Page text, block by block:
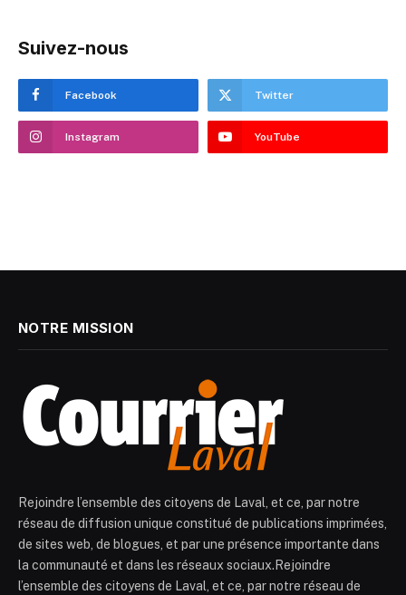
Suivez-nous
Facebook Twitter
Instagram YouTube
NOTRE MISSION
Rejoindre l’ensemble des citoyens de Laval, et ce, par notre
réseau de diffusion unique constitué de publications imprimées,
de sites web, de blogues, et par une présence importante dans
la communauté et dans les réseaux sociaux.Rejoindre
l’ensemble des citoyens de Laval, et ce, par notre réseau de